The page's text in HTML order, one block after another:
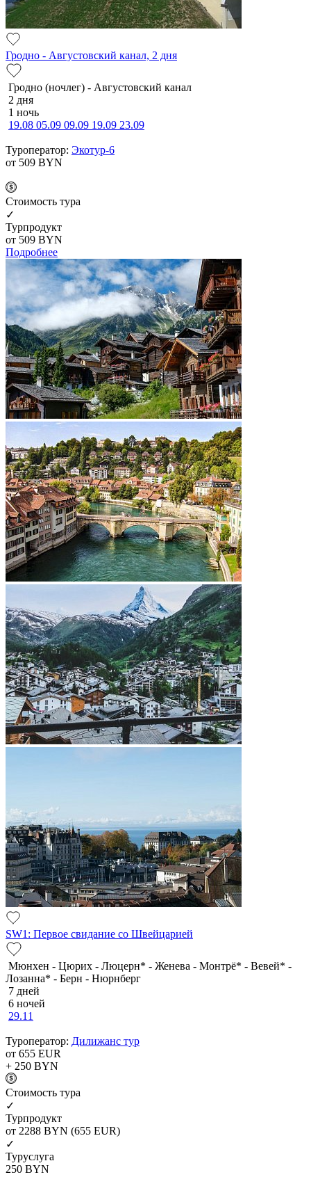
Гродно - Августовский канал, 2 дня
Гродно (ночлег) - Августовский канал
2 дня
1 ночь
19.08 05.09 09.09 19.09 23.09
Туроператор: Экотур-6
от 509 BYN
Cтоимость тура
✓
Турпродукт
от 509 BYN
Подробнее
SW1: Первое свидание со Швейцарией
Мюнхен - Цюрих - Люцерн* - Женева - Монтрё* - Вевей* -
Лозанна* - Берн - Нюрнберг
7 дней
6 ночей
29.11
Туроператор: Дилижанс тур
от 655 EUR
+ 250 BYN
Cтоимость тура
✓
Турпродукт
от 2288 BYN (655 EUR)
✓
Туруслуга
250 BYN